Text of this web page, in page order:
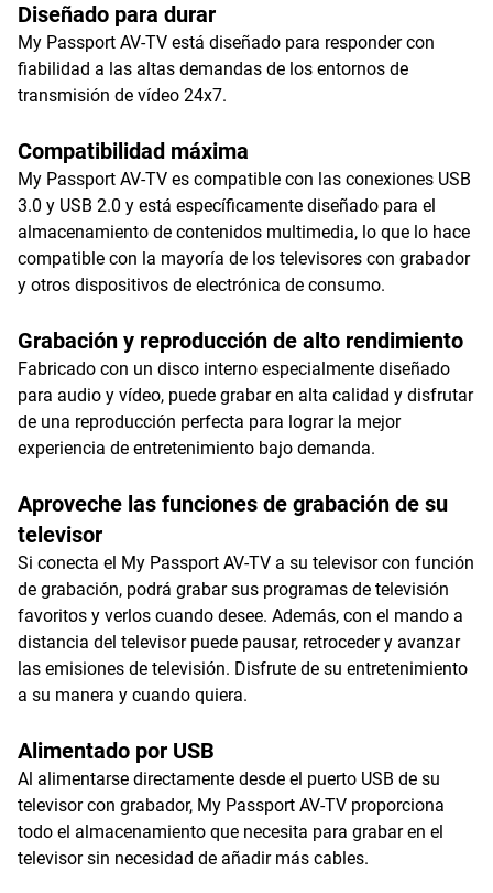
Diseñado para durar
My Passport AV-TV está diseñado para responder con
fiabilidad a las altas demandas de los entornos de
transmisión de vídeo 24x7.
Compatibilidad máxima
My Passport AV-TV es compatible con las conexiones USB
3.0 y USB 2.0 y está específicamente diseñado para el
almacenamiento de contenidos multimedia, lo que lo hace
compatible con la mayoría de los televisores con grabador
y otros dispositivos de electrónica de consumo.
Grabación y reproducción de alto rendimiento
Fabricado con un disco interno especialmente diseñado
para audio y vídeo, puede grabar en alta calidad y disfrutar
de una reproducción perfecta para lograr la mejor
experiencia de entretenimiento bajo demanda.
Aproveche las funciones de grabación de su
televisor
Si conecta el My Passport AV-TV a su televisor con función
de grabación, podrá grabar sus programas de televisión
favoritos y verlos cuando desee. Además, con el mando a
distancia del televisor puede pausar, retroceder y avanzar
las emisiones de televisión. Disfrute de su entretenimiento
a su manera y cuando quiera.
Alimentado por USB
Al alimentarse directamente desde el puerto USB de su
televisor con grabador, My Passport AV-TV proporciona
todo el almacenamiento que necesita para grabar en el
televisor sin necesidad de añadir más cables.